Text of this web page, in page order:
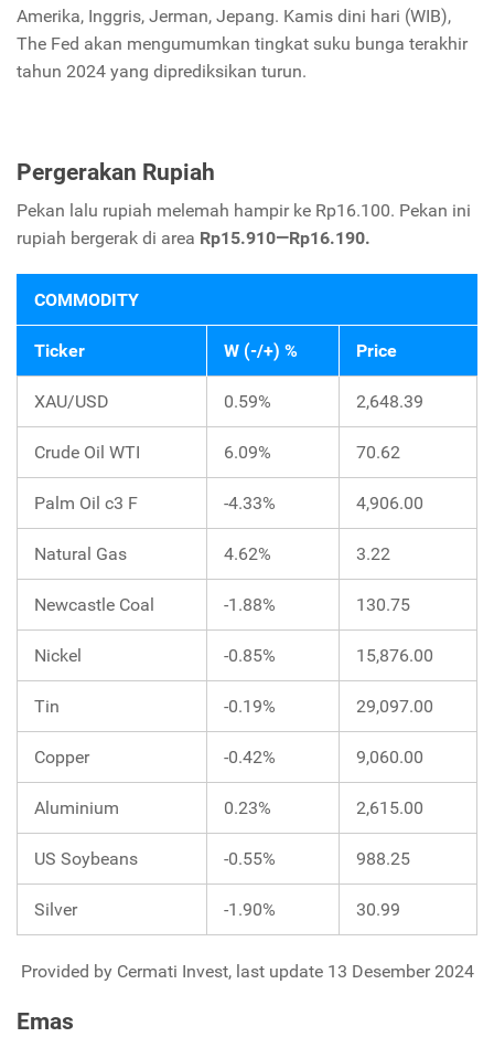
Amerika, Inggris, Jerman, Jepang. Kamis dini hari (WIB),
The Fed akan mengumumkan tingkat suku bunga terakhir
tahun 2024 yang diprediksikan turun.
Pergerakan Rupiah
Pekan lalu rupiah melemah hampir ke Rp16.100. Pekan ini
rupiah bergerak di area Rp15.910—Rp16.190.
COMMODITY
Ticker W (-/+) % Price
XAU/USD 0.59% 2,648.39
Crude Oil WTI 6.09% 70.62
Palm Oil c3 F -4.33% 4,906.00
Natural Gas 4.62% 3.22
Newcastle Coal -1.88% 130.75
Nickel -0.85% 15,876.00
Tin -0.19% 29,097.00
Copper -0.42% 9,060.00
Aluminium 0.23% 2,615.00
US Soybeans -0.55% 988.25
Silver -1.90% 30.99
Provided by Cermati Invest, last update 13 Desember 2024
Emas